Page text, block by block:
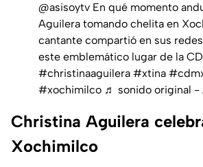
@asisoytv En qué momento
Aguilera tomando chelita en
cantante compartió en sus
este emblemático lugar de la
#christinaaguilera #xtina
#xochimilco ♬ sonido original -
Christina Aguilera
Xochimilco